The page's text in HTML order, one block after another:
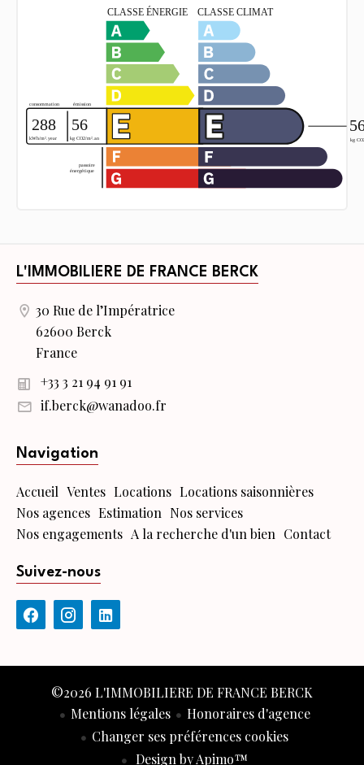
L'IMMOBILIERE DE FRANCE BERCK
30 Rue de l’Impératrice
62600 Berck
France
+33 3 21 94 91 91
if.berck@wanadoo.fr
Navigation
Accueil Ventes Locations Locations saisonnières
Nos agences Estimation Nos services
Nos engagements A la recherche d'un bien Contact
Suivez-nous
©2026 L'IMMOBILIERE DE FRANCE BERCK
Mentions légales
Honoraires d'agence
Changer ses préférences cookies
Design byApimo™